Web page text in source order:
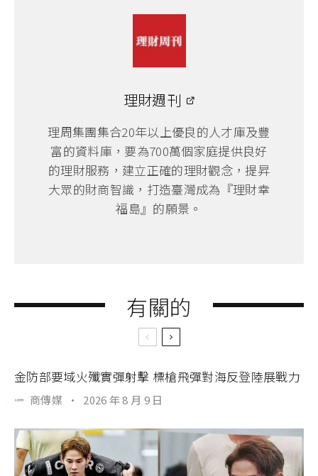
理財週刊
理周集團集合20年以上優良的人才庫及豐
富的資料庫，要為700萬個家庭提供良好
的理財服務，建立正確的理財觀念，提昇
大眾的財商智識，打造臺灣成為『理財幸
福島』的願景。
有關的
金防部要域火殲實彈射擊 標槍飛彈對海反登陸展戰力
商傳媒 · 2026 年 8 月 9 日